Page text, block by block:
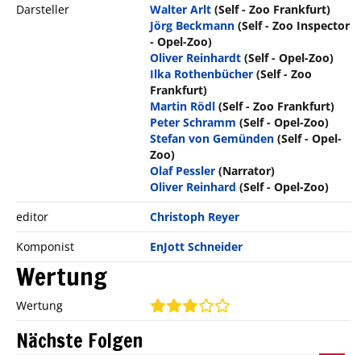
Darsteller
Walter Arlt (Self - Zoo Frankfurt)
Jörg Beckmann (Self - Zoo Inspector
- Opel-Zoo)
Oliver Reinhardt (Self - Opel-Zoo)
Ilka Rothenbücher (Self - Zoo
Frankfurt)
Martin Rödl (Self - Zoo Frankfurt)
Peter Schramm (Self - Opel-Zoo)
Stefan von Gemünden (Self - Opel-
Zoo)
Olaf Pessler (Narrator)
Oliver Reinhard (Self - Opel-Zoo)
editor
Christoph Reyer
Komponist
EnJott Schneider
Wertung
Wertung
Nächste Folgen